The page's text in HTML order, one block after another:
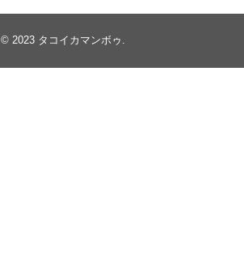
© 2023 タコイカマンボゥ